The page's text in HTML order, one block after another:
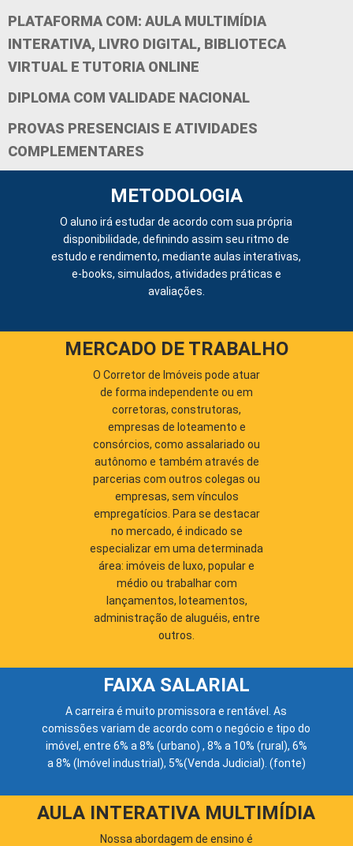
PLATAFORMA COM: AULA MULTIMÍDIA
INTERATIVA, LIVRO DIGITAL, BIBLIOTECA
VIRTUAL E TUTORIA ONLINE
DIPLOMA COM VALIDADE NACIONAL
PROVAS PRESENCIAIS E ATIVIDADES
COMPLEMENTARES
METODOLOGIA
O aluno irá estudar de acordo com sua própria
disponibilidade, definindo assim seu ritmo de
estudo e rendimento, mediante aulas interativas,
e-books, simulados, atividades práticas e
avaliações.
MERCADO DE TRABALHO
O Corretor de Imóveis pode atuar
de forma independente ou em
corretoras, construtoras,
empresas de loteamento e
consórcios, como assalariado ou
autônomo e também através de
parcerias com outros colegas ou
empresas, sem vínculos
empregatícios. Para se destacar
no mercado, é indicado se
especializar em uma determinada
área: imóveis de luxo, popular e
médio ou trabalhar com
lançamentos, loteamentos,
administração de aluguéis, entre
outros.
FAIXA SALARIAL
A carreira é muito promissora e rentável. As
comissões variam de acordo com o negócio e tipo do
imóvel, entre 6% a 8% (urbano) , 8% a 10% (rural), 6%
a 8% (Imóvel industrial), 5%(Venda Judicial). (fonte)
AULA INTERATIVA MULTIMÍDIA
Nossa abordagem de ensino é